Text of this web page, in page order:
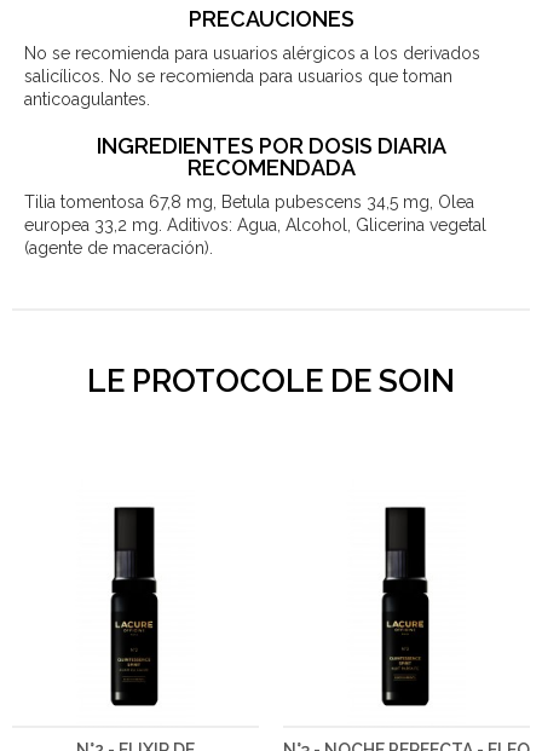
PRECAUCIONES
No se recomienda para usuarios alérgicos a los derivados
salicílicos. No se recomienda para usuarios que toman
anticoagulantes.
INGREDIENTES POR DOSIS DIARIA
RECOMENDADA
Tilia tomentosa 67,8 mg, Betula pubescens 34,5 mg, Olea
europea 33,2 mg. Aditivos: Agua, Alcohol, Glicerina vegetal
(agente de maceración).
LE PROTOCOLE DE SOIN